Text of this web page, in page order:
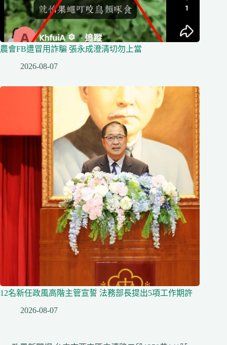
農會FB遭冒用詐騙 張永成澄清切勿上當
2026-08-07
12名新任政風高階主管宣誓 法務部長提出5項工作期許
2026-08-07